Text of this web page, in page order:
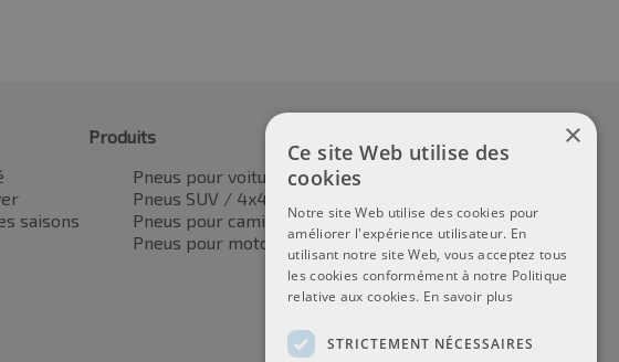
saisons
Produits
Pneus pour voitures
Pneus SUV / 4x4
Pneus pour camionnettes
Pneus pour motos
×
Ce site Web utilise des
cookies
Notre site Web utilise des cookies pour
améliorer l'expérience utilisateur. En
utilisant notre site Web, vous acceptez tous
les cookies conformément à notre Politique
relative aux cookies. En savoir plus
STRICTEMENT NÉCESSAIRES